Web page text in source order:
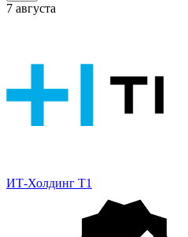
7 августа
ИТ-Холдинг Т1